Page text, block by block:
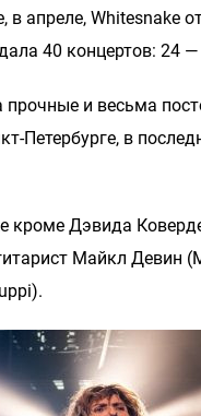
апреле, Whitesnake
40 концертов:
и весьма
Петербурге, в
кроме Дэвида
Майкл